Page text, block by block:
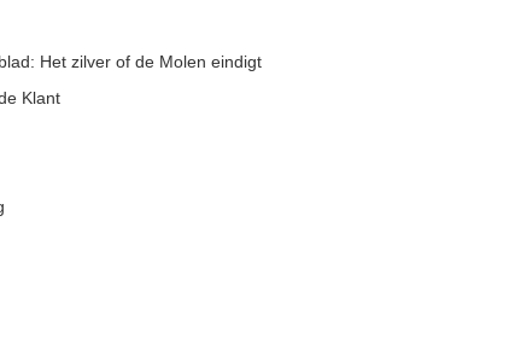
Het zilver of de Molen eindigt
Klant